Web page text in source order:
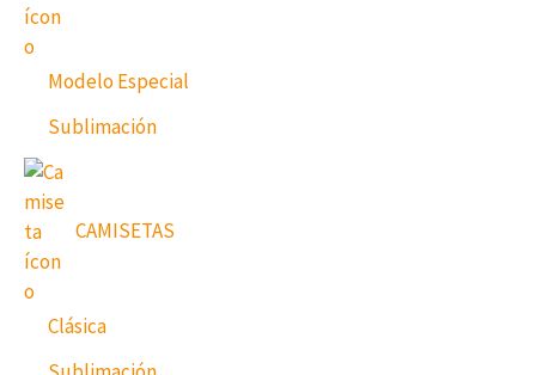
Modelo Especial
Sublimación
CAMISETAS
Clásica